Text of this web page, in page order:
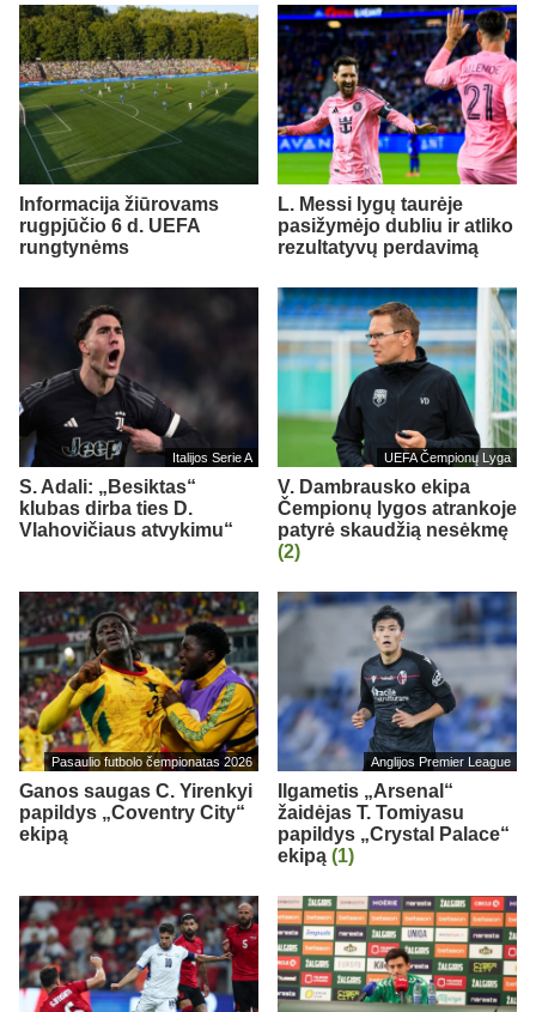
Informacija žiūrovams
rugpjūčio 6 d. UEFA
rungtynėms
L. Messi lygų taurėje
pasižymėjo dubliu ir atliko
rezultatyvų perdavimą
Italijos Serie A
S. Adali: „Besiktas“
klubas dirba ties D.
Vlahovičiaus atvykimu“
UEFA Čempionų Lyga
V. Dambrausko ekipa
Čempionų lygos atrankoje
patyrė skaudžią nesėkmę
(2)
Pasaulio futbolo čempionatas 2026
Ganos saugas C. Yirenkyi
papildys „Coventry City“
ekipą
Anglijos Premier League
Ilgametis „Arsenal“
žaidėjas T. Tomiyasu
papildys „Crystal Palace“
ekipą (1)